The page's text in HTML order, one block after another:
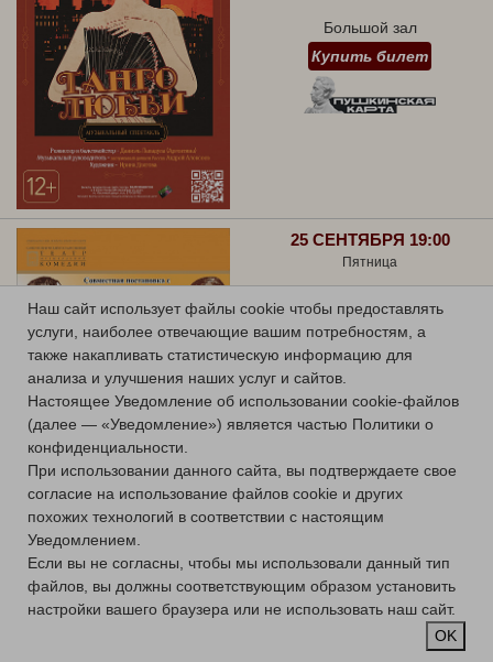
Наш сайт использует файлы cookie чтобы предоставлять
услуги, наиболее отвечающие вашим потребностям, а
также накапливать статистическую информацию для
анализа и улучшения наших услуг и сайтов.
Настоящее Уведомление об использовании cookie-файлов
(далее — «Уведомление») является частью Политики о
конфиденциальности.
При использовании данного сайта, вы подтверждаете свое
согласие на использование файлов cookie и других
похожих технологий в соответствии с настоящим
Уведомлением.
Если вы не согласны, чтобы мы использовали данный тип
файлов, вы должны соответствующим образом установить
настройки вашего браузера или не использовать наш сайт.
OK
Большой зал
Купить билет
25 СЕНТЯБРЯ 19:00
Пятница
ГРАФИНЯ МАРИЦА
Купить билет
26 СЕНТЯБРЯ 19:00
Суббота
ПРЕМЬЕРА!